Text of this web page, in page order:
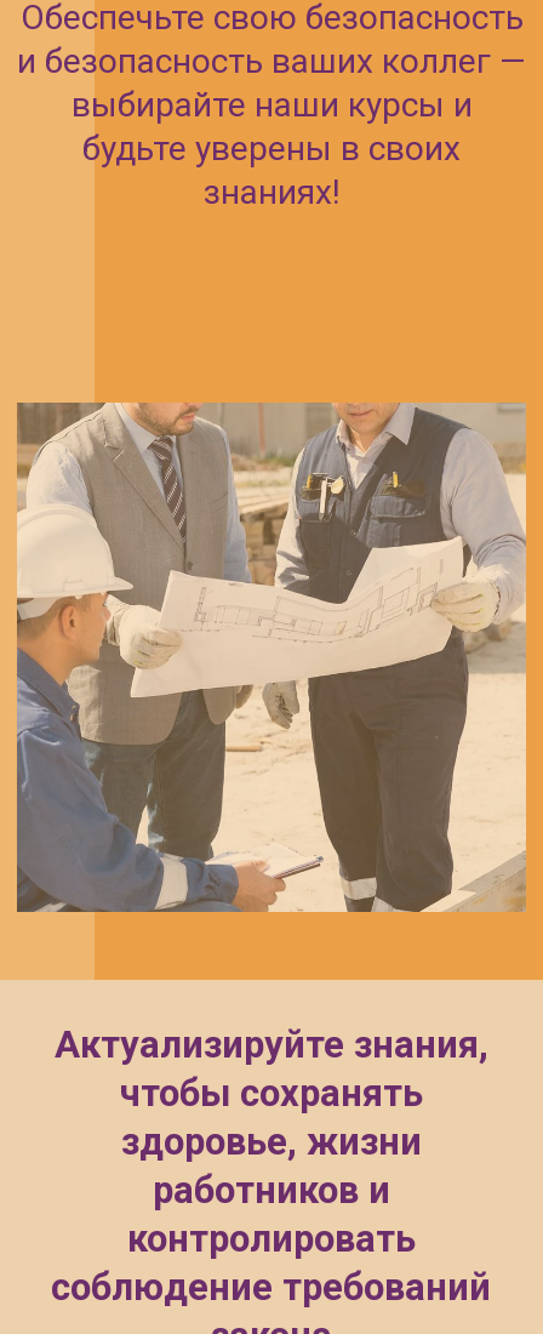
контролировать
соблюдение требований
закона
Кому необходимо
обучение
структурного подразделения и его
заместителям
Представителям органов власти и
местного самоуправления,
ответственным за охрану труда
Работникам, к компетенциям и
обязанностям которых
относится оказание и обучение
оказанию первой помощи
03
04
Членам комитетов по охране труда,
уполномоченным лицам по охране
труда профсоюзов
06